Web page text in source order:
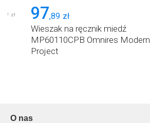
00 zł 97,89 zł
Wieszak na ręcznik miedź
MP60110CPB Omnires Modern
Project
O nas